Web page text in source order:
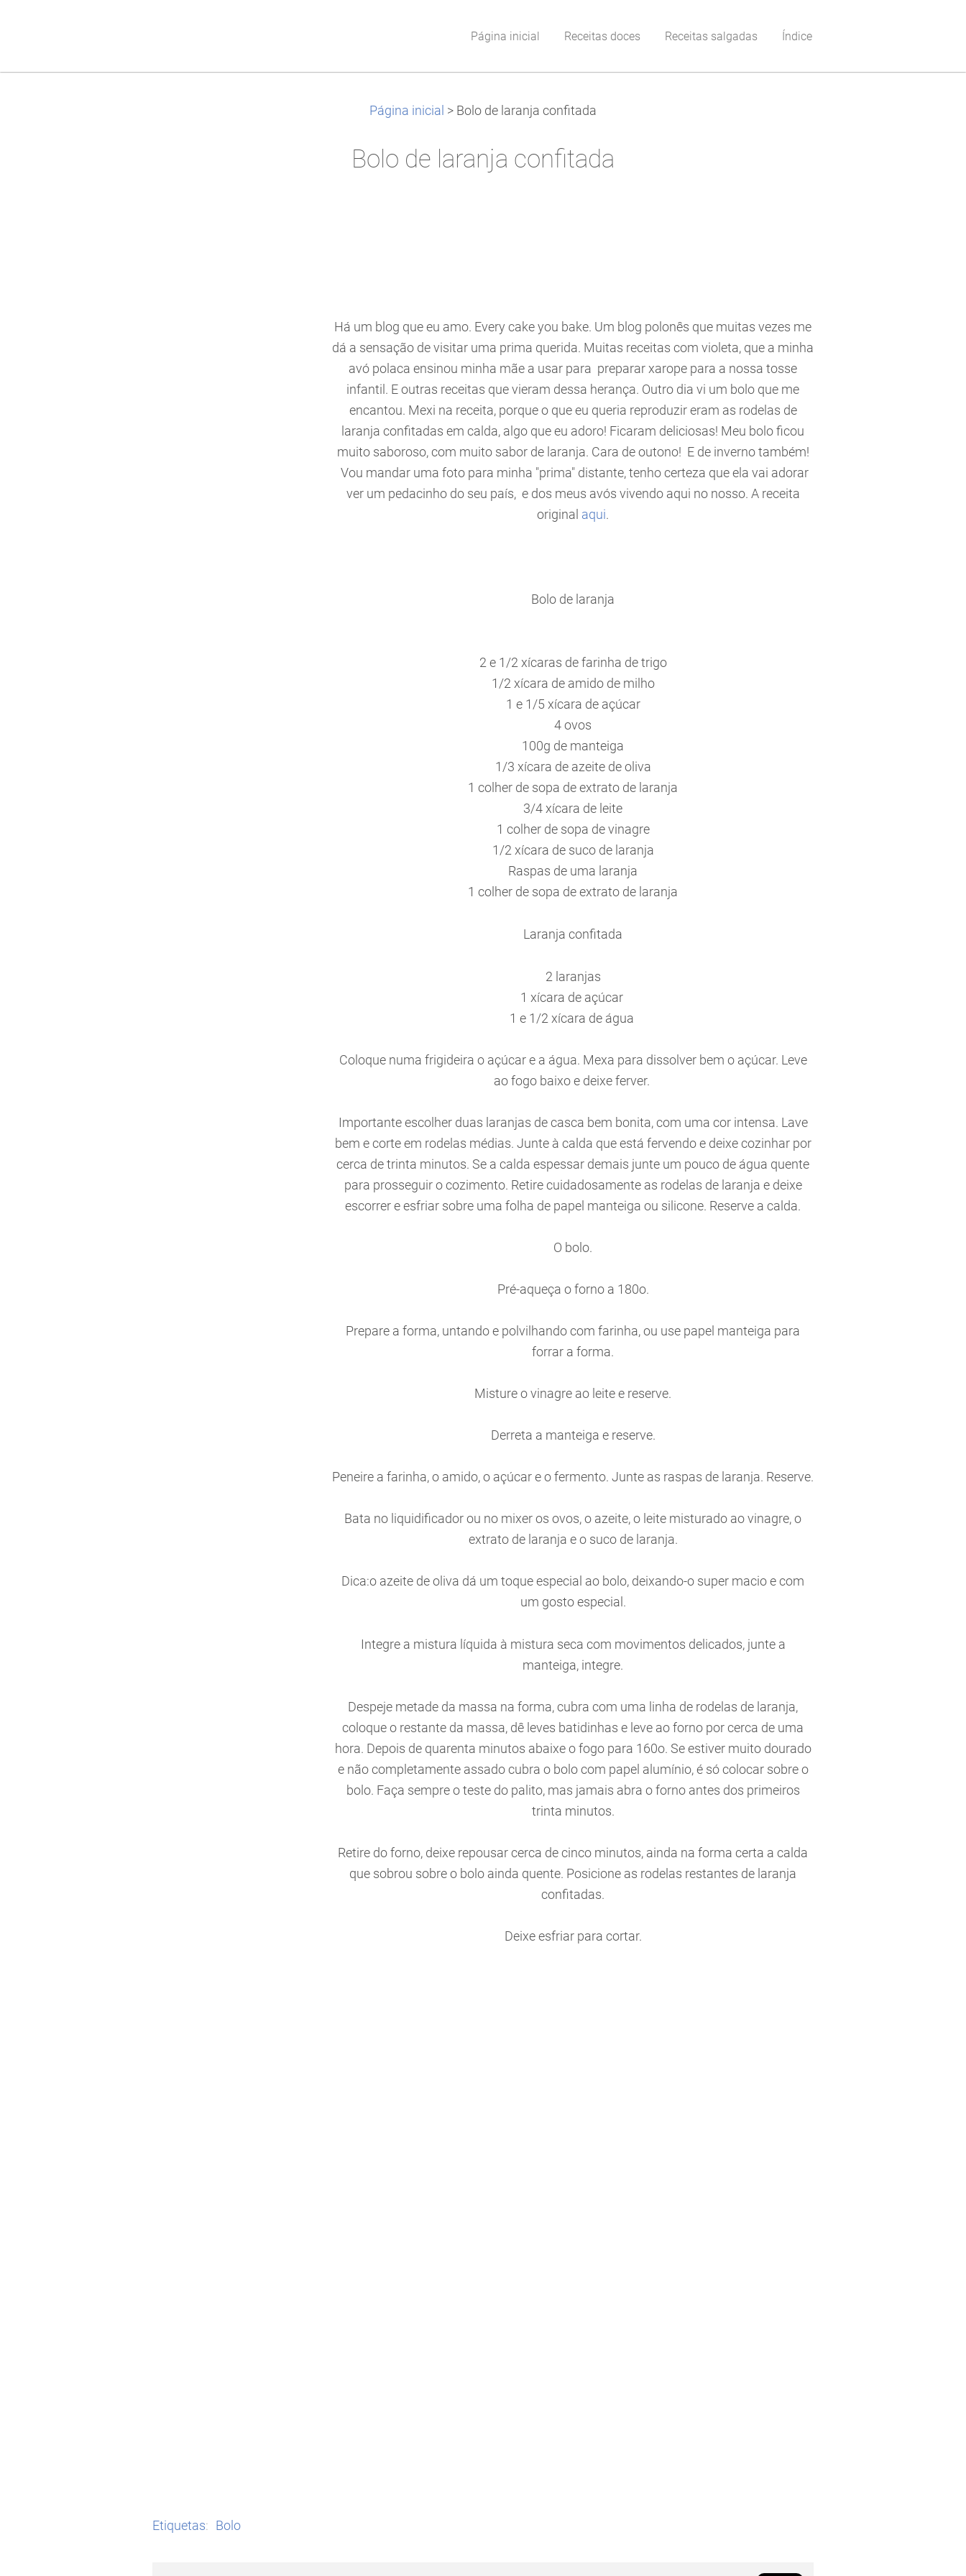
Página inicial Receitas doces Receitas salgadas Índice
Página inicial > Bolo de laranja confitada
Bolo de laranja confitada
Há um blog que eu amo. Every cake you bake. Um blog polonês que muitas vezes me
dá a sensação de visitar uma prima querida. Muitas receitas com violeta, que a minha
avó polaca ensinou minha mãe a usar para preparar xarope para a nossa tosse
infantil. E outras receitas que vieram dessa herança. Outro dia vi um bolo que me
encantou. Mexi na receita, porque o que eu queria reproduzir eram as rodelas de
laranja confitadas em calda, algo que eu adoro! Ficaram deliciosas! Meu bolo ficou
muito saboroso, com muito sabor de laranja. Cara de outono! E de inverno também!
Vou mandar uma foto para minha "prima" distante, tenho certeza que ela vai adorar
ver um pedacinho do seu país, e dos meus avós vivendo aqui no nosso. A receita
original aqui.
Bolo de laranja
2 e 1/2 xícaras de farinha de trigo
1/2 xícara de amido de milho
1 e 1/5 xícara de açúcar
4 ovos
100g de manteiga
1/3 xícara de azeite de oliva
1 colher de sopa de extrato de laranja
3/4 xícara de leite
1 colher de sopa de vinagre
1/2 xícara de suco de laranja
Raspas de uma laranja
1 colher de sopa de extrato de laranja
Laranja confitada
2 laranjas
1 xícara de açúcar
1 e 1/2 xícara de água
Coloque numa frigideira o açúcar e a água. Mexa para dissolver bem o açúcar. Leve
ao fogo baixo e deixe ferver.
Importante escolher duas laranjas de casca bem bonita, com uma cor intensa. Lave
bem e corte em rodelas médias. Junte à calda que está fervendo e deixe cozinhar por
cerca de trinta minutos. Se a calda espessar demais junte um pouco de água quente
para prosseguir o cozimento. Retire cuidadosamente as rodelas de laranja e deixe
escorrer e esfriar sobre uma folha de papel manteiga ou silicone. Reserve a calda.
O bolo.
Pré-aqueça o forno a 180o.
Prepare a forma, untando e polvilhando com farinha, ou use papel manteiga para
forrar a forma.
Misture o vinagre ao leite e reserve.
Derreta a manteiga e reserve.
Peneire a farinha, o amido, o açúcar e o fermento. Junte as raspas de laranja. Reserve.
Bata no liquidificador ou no mixer os ovos, o azeite, o leite misturado ao vinagre, o
extrato de laranja e o suco de laranja.
Dica:o azeite de oliva dá um toque especial ao bolo, deixando-o super macio e com
um gosto especial.
Integre a mistura líquida à mistura seca com movimentos delicados, junte a
manteiga, integre.
Despeje metade da massa na forma, cubra com uma linha de rodelas de laranja,
coloque o restante da massa, dê leves batidinhas e leve ao forno por cerca de uma
hora. Depois de quarenta minutos abaixe o fogo para 160o. Se estiver muito dourado
e não completamente assado cubra o bolo com papel alumínio, é só colocar sobre o
bolo. Faça sempre o teste do palito, mas jamais abra o forno antes dos primeiros
trinta minutos.
Retire do forno, deixe repousar cerca de cinco minutos, ainda na forma certa a calda
que sobrou sobre o bolo ainda quente. Posicione as rodelas restantes de laranja
confitadas.
Deixe esfriar para cortar.
Etiquetas: Bolo